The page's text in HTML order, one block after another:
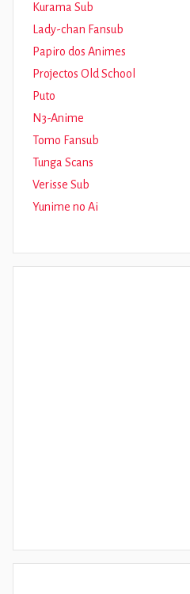
Kurama Sub
Lady-chan Fansub
Papiro dos Animes
Projectos Old School
Puto
N3-Anime
Tomo Fansub
Tunga Scans
Verisse Sub
Yunime no Ai